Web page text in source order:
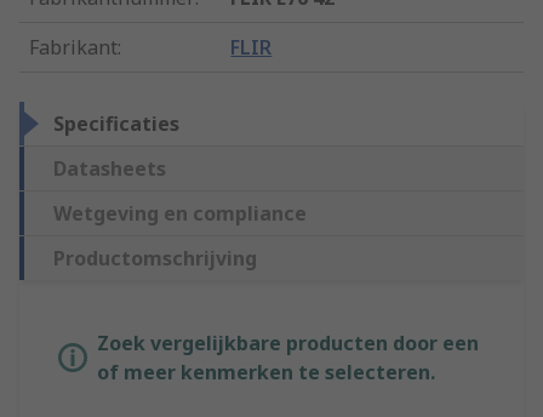
Fabrikant: FLIR
Specificaties
Datasheets
Wetgeving en compliance
Productomschrijving
Zoek vergelijkbare producten door een
of meer kenmerken te selecteren.